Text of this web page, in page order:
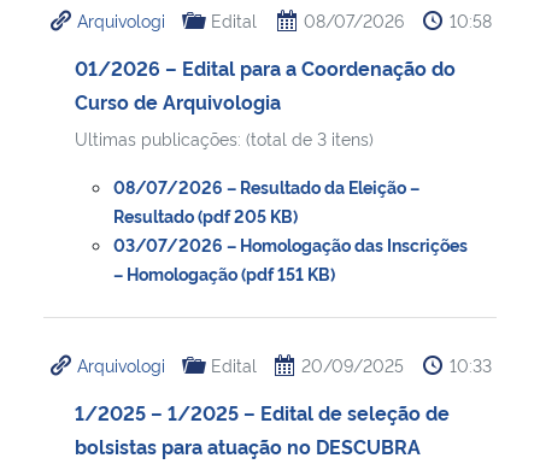
Ministério da Cidadania
Ministério de Minas e Energia
Ministério da Ciência, Tecnologia, Inovações e Comunicações
Ministério do Meio Ambiente
Ministério do Desenvolvimento Regional
Arquivologi Edital 08/07/2026 10:58
01/2026 – Edital para a Coordenação do
Curso de Arquivologia
Ultimas publicações: (total de 3 itens)
08/07/2026 – Resultado da Eleição –
Resultado (pdf 205 KB)
03/07/2026 – Homologação das Inscrições
– Homologação (pdf 151 KB)
Arquivologi Edital 20/09/2025 10:33
1/2025 – 1/2025 – Edital de seleção de
bolsistas para atuação no DESCUBRA